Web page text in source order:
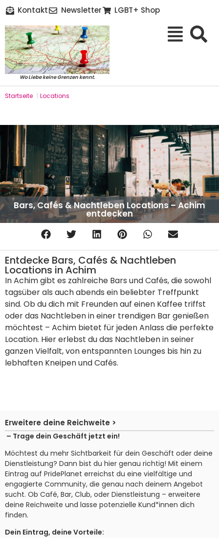
Kontakt Newsletter LGBT+ Shop
Wo Liebe keine Grenzen kennt.
Startseite | Locations
Bars, Cafés & Nachtleben Locations – Achim
entdecken
Entdecke Bars, Cafés & Nachtleben
Locations in Achim
In Achim gibt es zahlreiche Bars und Cafés, die sowohl
tagsüber als auch abends ein beliebter Treffpunkt
sind. Ob du dich mit Freunden auf einen Kaffee triffst
oder das Nachtleben in einer trendigen Bar genießen
möchtest – Achim bietet für jeden Anlass die perfekte
Location. Hier erlebst du das Nachtleben in seiner
ganzen Vielfalt, von entspannten Lounges bis hin zu
lebhaften Kneipen und Cafés.
Erweitere deine Reichweite >
– Trage dein Geschäft jetzt ein!
Möchtest du mehr Sichtbarkeit für dein Geschäft oder deine
Dienstleistung? Dann bist du hier genau richtig! Mit einem
Eintrag auf PridePlanet erreichst du eine vielfältige und
engagierte Community, die genau nach deinem Angebot
sucht. Ob Café, Bar, Club, oder Dienstleistung – erweitere
deine Reichweite und lasse potenzielle Kund*innen dich
finden.
Dein Eintrag, deine Vorteile: